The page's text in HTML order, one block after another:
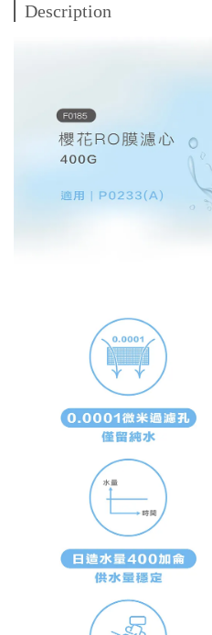
Description